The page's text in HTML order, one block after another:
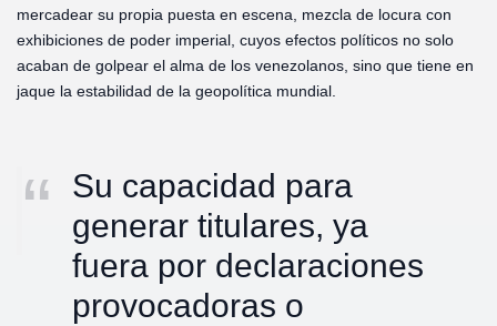
mercadear su propia puesta en escena, mezcla de locura con
exhibiciones de poder imperial, cuyos efectos políticos no solo
acaban de golpear el alma de los venezolanos, sino que tiene en
jaque la estabilidad de la geopolítica mundial.
Su capacidad para
generar titulares, ya
fuera por declaraciones
provocadoras o